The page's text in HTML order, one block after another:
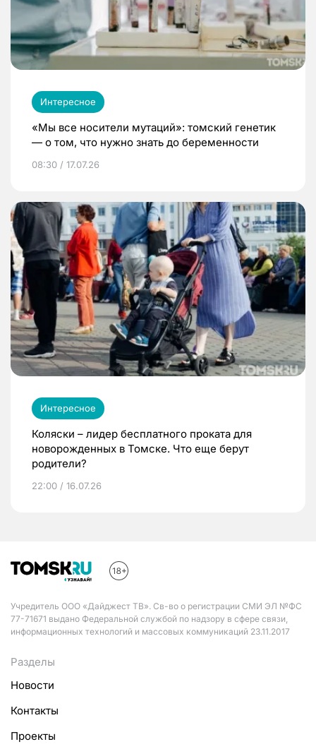
Интересное
«Мы все носители мутаций»: томский генетик
— о том, что нужно знать до беременности
08:30 / 17.07.26
Интересное
Коляски – лидер бесплатного проката для
новорожденных в Томске. Что еще берут
родители?
22:00 / 16.07.26
Учредитель ООО «Дайджест ТВ». Св-во о регистрации СМИ ЭЛ №ФС
77-71671 выдано Федеральной службой по надзору в сфере связи,
информационных технологий и массовых коммуникаций 23.11.2017
Разделы
Новости
Контакты
Проекты